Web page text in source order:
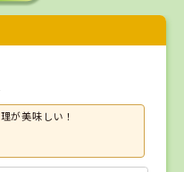
が美味しい！